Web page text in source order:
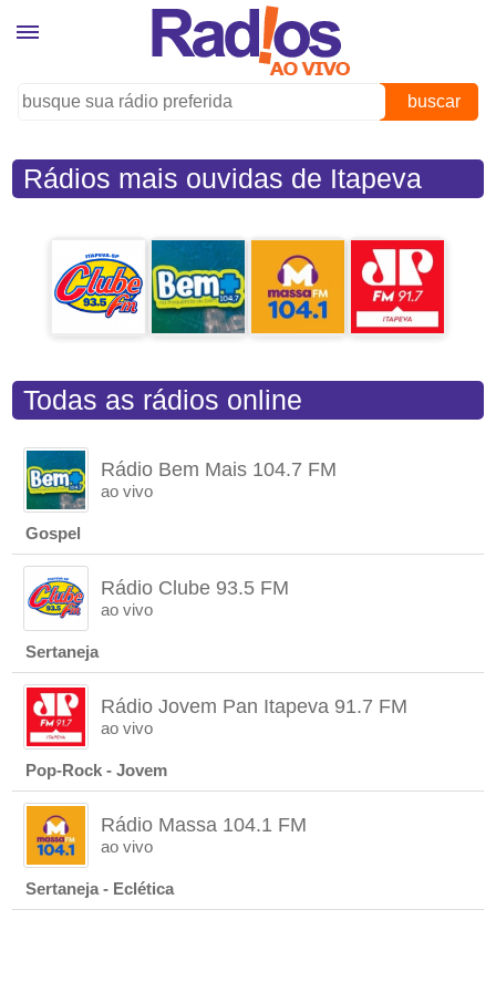
buscar
Rádios mais ouvidas de Itapeva
Todas as rádios online
Rádio Bem Mais 104.7 FM
ao vivo
Gospel
Rádio Clube 93.5 FM
ao vivo
Sertaneja
Rádio Jovem Pan Itapeva 91.7 FM
ao vivo
Pop-Rock - Jovem
Rádio Massa 104.1 FM
ao vivo
Sertaneja - Eclética